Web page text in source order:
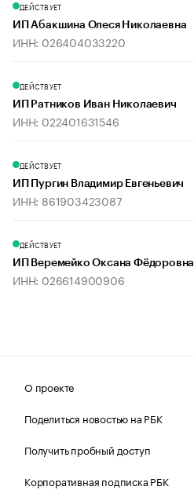
ДЕЙСТВУЕТ
ИП Абакшина Олеся Николаевна
ИНН: 026404033220
ДЕЙСТВУЕТ
ИП Ратников Иван Николаевич
ИНН: 022401631546
ДЕЙСТВУЕТ
ИП Пургин Владимир Евгеньевич
ИНН: 861903423087
ДЕЙСТВУЕТ
ИП Веремейко Оксана Фёдоровна
ИНН: 026614900906
О проекте
Поделиться новостью на РБК
Получить пробный доступ
Корпоративная подписка РБК